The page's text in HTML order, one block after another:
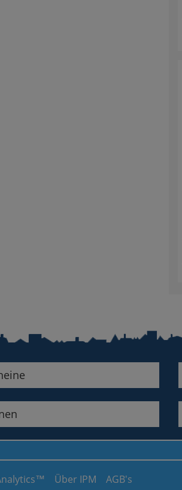
Über IPM AGB's